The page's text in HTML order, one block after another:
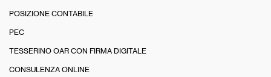
POSIZIONE CONTABILE
PEC
TESSERINO OAR CON FIRMA DIGITALE
CONSULENZA ONLINE